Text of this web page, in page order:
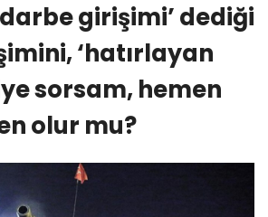
girişimi’ dediği
‘hatırlayan
sorsam, hemen
olur mu?